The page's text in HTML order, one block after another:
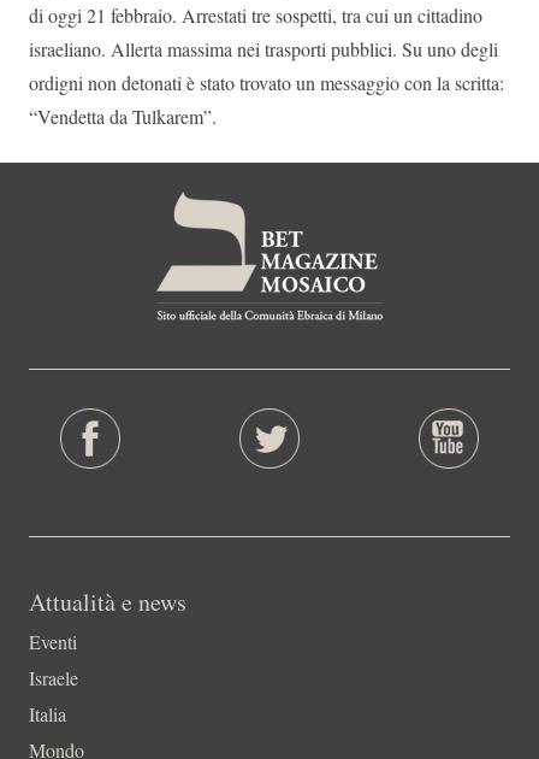
di oggi 21 febbraio. Arrestati tre sospetti, tra cui un cittadino
israeliano. Allerta massima nei trasporti pubblici. Su uno degli
ordigni non detonati è stato trovato un messaggio con la scritta:
“Vendetta da Tulkarem”.
Attualità e news
Eventi
Israele
Italia
Mondo